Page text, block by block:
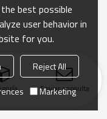
Enviar consulta
best possible
user behavior in
for you.
Reject All
Marketing